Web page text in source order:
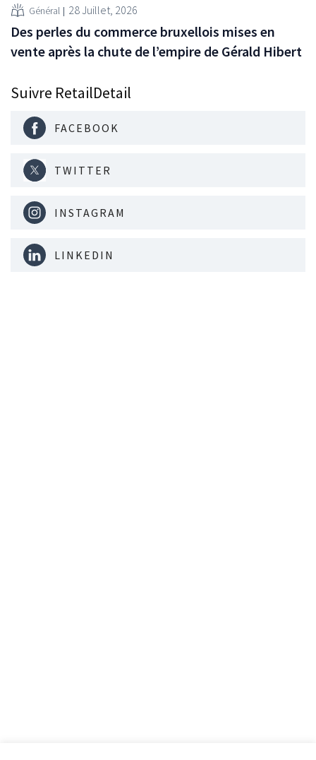
Général 28 Juillet, 2026
Des perles du commerce bruxellois mises en
vente après la chute de l’empire de Gérald Hibert
Suivre RetailDetail
FACEBOOK
TWITTER
INSTAGRAM
LINKEDIN